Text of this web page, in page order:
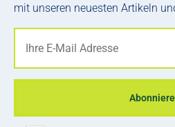
mit unseren neuesten Artikeln